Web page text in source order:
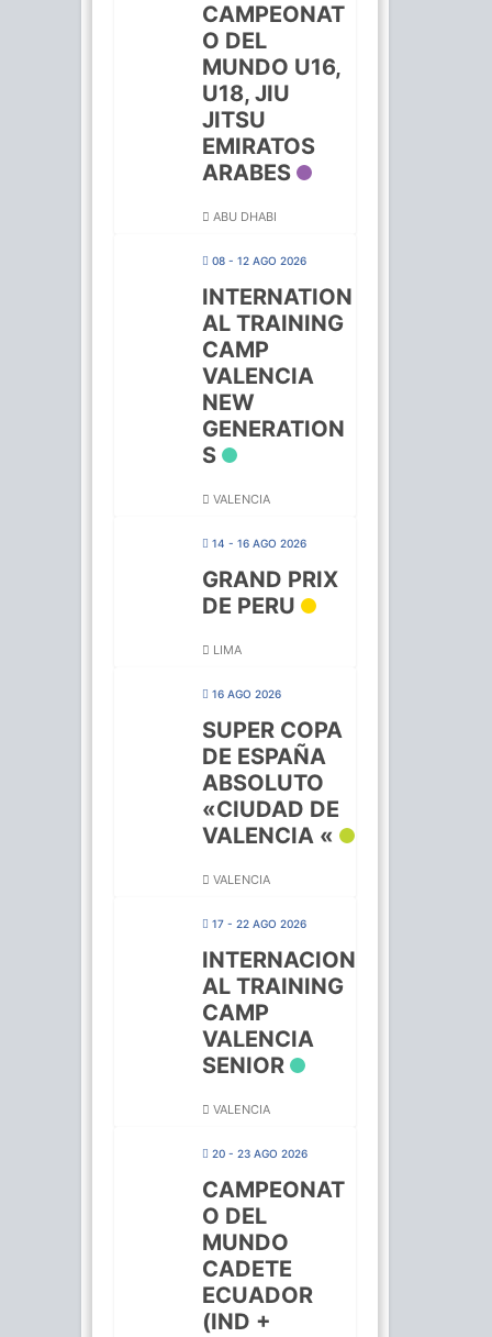
CAMPEONAT
O DEL
MUNDO U16,
U18, JIU
JITSU
EMIRATOS
ARABES
ABU DHABI
08 - 12 AGO 2026
INTERNATION
AL TRAINING
CAMP
VALENCIA
NEW
GENERATION
S
VALENCIA
14 - 16 AGO 2026
GRAND PRIX
DE PERU
LIMA
16 AGO 2026
SUPER COPA
DE ESPAÑA
ABSOLUTO
«CIUDAD DE
VALENCIA «
VALENCIA
17 - 22 AGO 2026
INTERNACION
AL TRAINING
CAMP
VALENCIA
SENIOR
VALENCIA
20 - 23 AGO 2026
CAMPEONAT
O DEL
MUNDO
CADETE
ECUADOR
(IND +